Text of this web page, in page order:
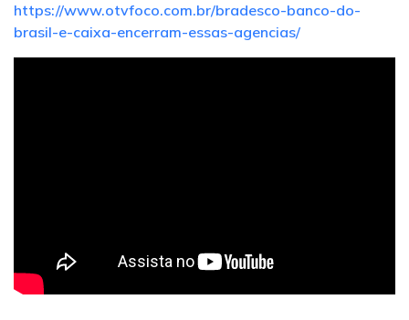
https://www.otvfoco.com.br/bradesco-banco-do-
brasil-e-caixa-encerram-essas-agencias/